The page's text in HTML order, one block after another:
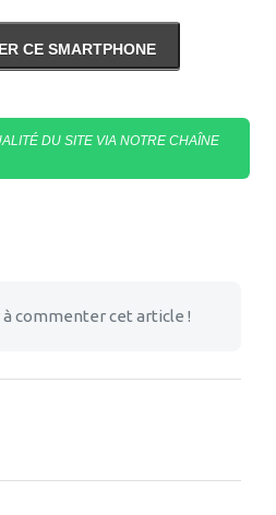
CE SMARTPHONE
DU SITE VIA NOTRE CHAÎNE
commenter cet article !